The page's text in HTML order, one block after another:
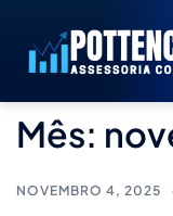
Mês:
NOVEMBRO 4, 2025